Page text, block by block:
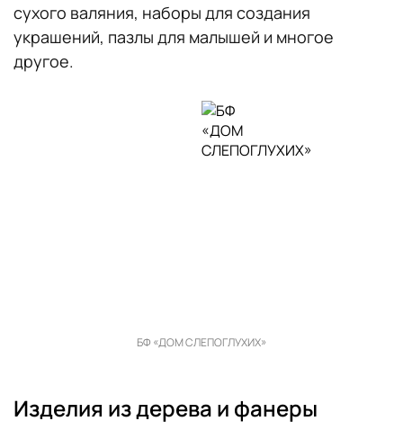
сухого валяния, наборы для создания
украшений, пазлы для малышей и многое
другое.
БФ «ДОМ СЛЕПОГЛУХИХ»
Изделия из дерева и фанеры